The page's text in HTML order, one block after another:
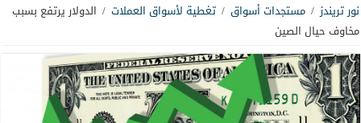
نور تريندز / مستجدات أسواق / تغطية لأسواق العملات / الدولار يرتفع بسبب
مخاوف حيال الصين